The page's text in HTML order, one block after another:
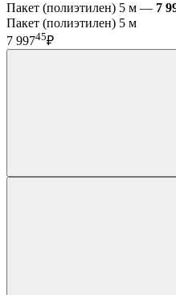
Пакет (полиэтилен) 5 м — 7
Пакет (полиэтилен) 5 м
7 99745₽